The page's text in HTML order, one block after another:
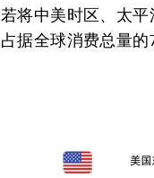
若将中美时区、太
占据全球消费总量的